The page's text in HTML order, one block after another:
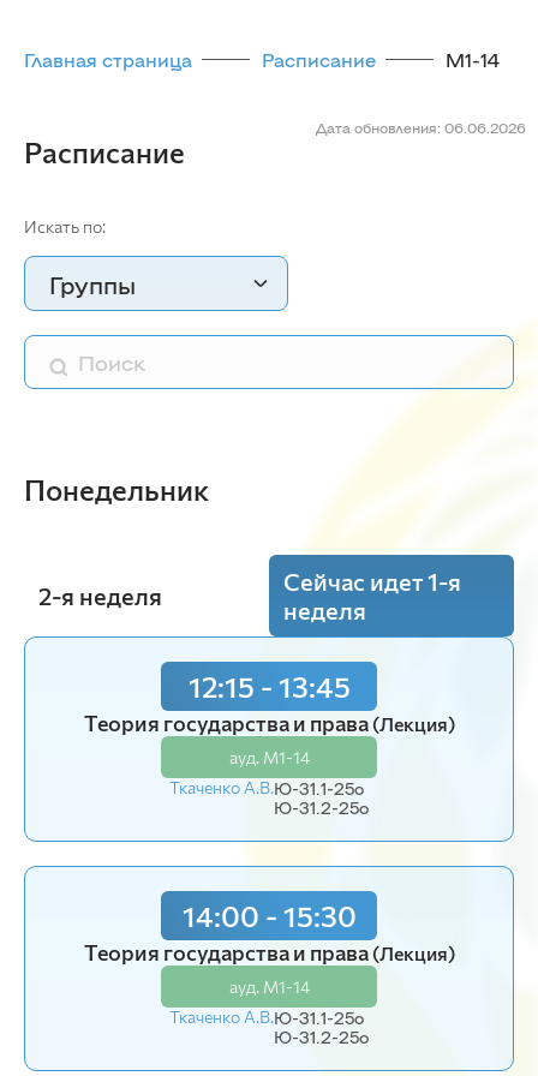
Главная страница Расписание М1-14
Дата обновления: 06.06.2026
Расписание
Искать по:
Группы
Понедельник
2-я неделя
Сейчас идет 1-я
неделя
12:15 - 13:45
Теория государства и права(Лекция)
ауд. М1-14
Ткаченко А.В.Ю-31.1-25o
Ю-31.2-25o
14:00 - 15:30
Теория государства и права(Лекция)
ауд. М1-14
Ткаченко А.В.Ю-31.1-25o
Ю-31.2-25o
8:30 - 10:00
Земельное право(Лекция)
ауд. М1-14
Власов В.А.Ю-31-24o
Ю-32.1-24o
10:15 - 11:45
Земельное право(Лекция)
ауд. М1-14
Власов В.А.Ю-31-24o